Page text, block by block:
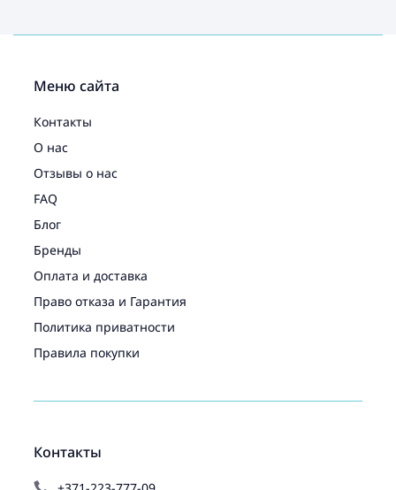
Контакты
Меню сайта
Контакты
О нас
Отзывы о нас
FAQ
Блог
Бренды
Оплата и доставка
Право отказа и Гарантия
Политика приватности
Правила покупки